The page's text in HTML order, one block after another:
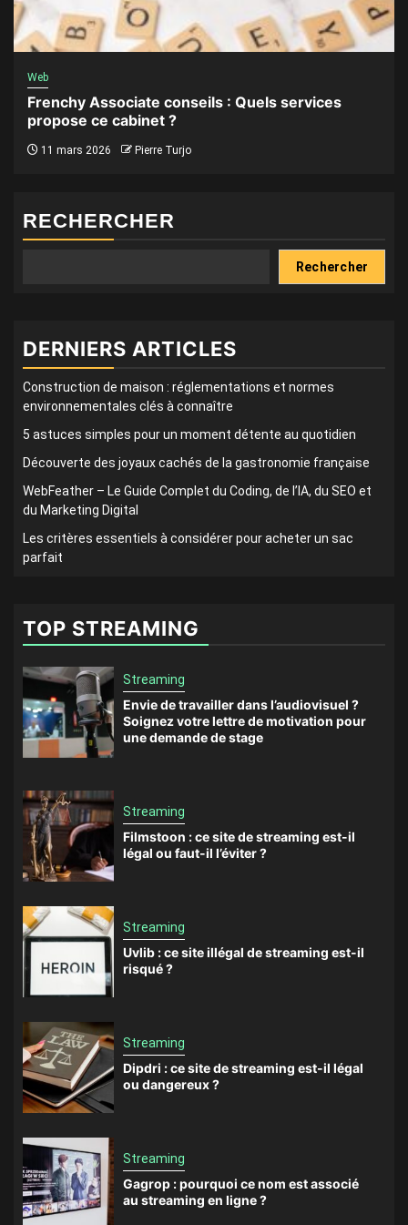
Web
Frenchy Associate conseils : Quels services
propose ce cabinet ?
11 mars 2026 Pierre Turjo
RECHERCHER
Rechercher
DERNIERS ARTICLES
Construction de maison : réglementations et normes
environnementales clés à connaître
5 astuces simples pour un moment détente au quotidien
Découverte des joyaux cachés de la gastronomie française
WebFeather – Le Guide Complet du Coding, de l’IA, du SEO et
du Marketing Digital
Les critères essentiels à considérer pour acheter un sac
parfait
TOP STREAMING
Streaming
Envie de travailler dans l’audiovisuel ?
Soignez votre lettre de motivation pour
une demande de stage
Streaming
Filmstoon : ce site de streaming est-il
légal ou faut-il l’éviter ?
Streaming
Uvlib : ce site illégal de streaming est-il
risqué ?
Streaming
Dipdri : ce site de streaming est-il légal
ou dangereux ?
Streaming
Gagrop : pourquoi ce nom est associé
au streaming en ligne ?